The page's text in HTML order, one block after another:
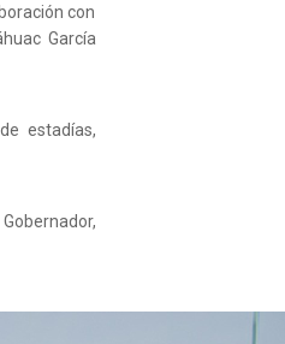
con
García
estadías,